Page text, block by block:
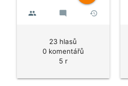
people mode_comment history
23 hlasů
0 komentářů
5 r